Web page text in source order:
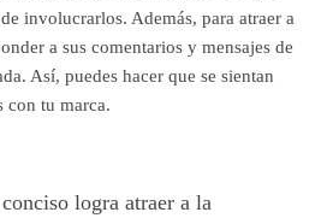
involucrarlos. Además, para atraer a
a sus comentarios y mensajes de
Así, puedes hacer que se sientan
con tu marca.
logra atraer a la